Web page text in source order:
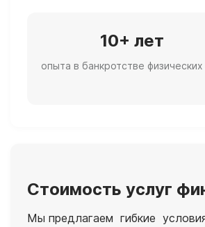
10+ лет
опыта в банкротстве физических
Стоимость услуг
Мы предлагаем гибкие